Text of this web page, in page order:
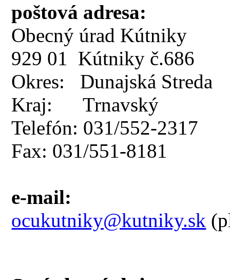
poštová adresa:
Obecný úrad Kútniky
929 01 Kútniky č.686
Okres: Dunajská Streda
Kraj: Trnavský
Telefón: 031/552-2317
Fax: 031/551-8181
e-mail:
ocukutniky@kutniky.sk